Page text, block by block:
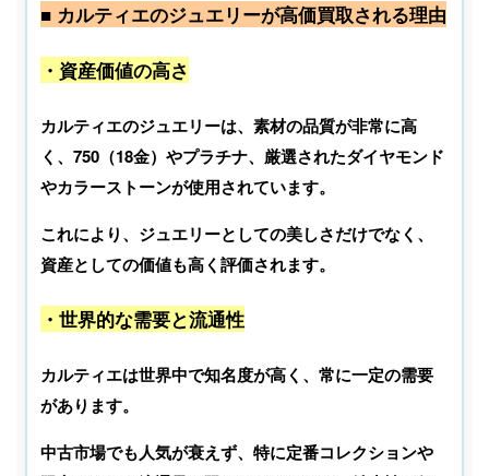
■ カルティエのジュエリーが高価買取される理由
・資産価値の高さ
カルティエのジュエリーは、素材の品質が非常に高
く、750（18金）やプラチナ、厳選されたダイヤモンド
やカラーストーンが使用されています。
これにより、ジュエリーとしての美しさだけでなく、
資産としての価値も高く評価されます。
・世界的な需要と流通性
カルティエは世界中で知名度が高く、常に一定の需要
があります。
中古市場でも人気が衰えず、特に定番コレクションや